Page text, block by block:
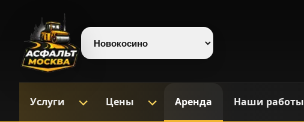
Выберите регион
Услуги Цены Аренда Наши работы